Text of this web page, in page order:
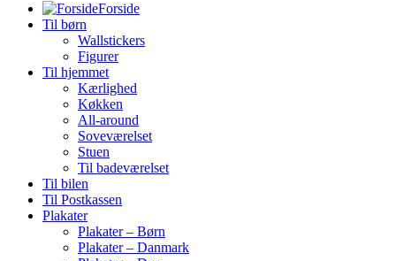
Forside
Til børn
Wallstickers
Figurer
Til hjemmet
Kærlighed
Køkken
All-around
Soveværelset
Stuen
Til badeværelset
Til bilen
Til Postkassen
Plakater
Plakater – Børn
Plakater – Danmark